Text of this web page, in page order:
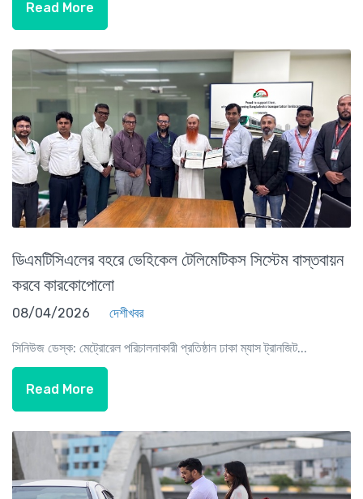
Read More
ডিএমটিসিএলের বহরে ভেহিকেল টেলিমেটিকস সিস্টেম বাস্তবায়ন
করবে কারকোপোলো
08/04/2026 দেশীখবর
সিনিউজ ডেস্ক: মেট্রোরেল পরিচালনাকারী প্রতিষ্ঠান ঢাকা ম্যাস ট্রানজিট...
Read More